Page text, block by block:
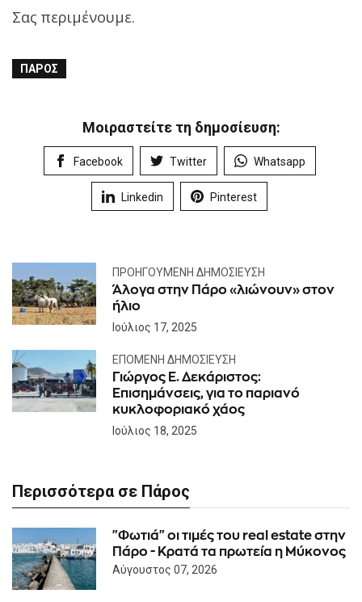
Σας περιμένουμε.
ΠΆΡΟΣ
Μοιραστείτε τη δημοσίευση:
Facebook Twitter Whatsapp
Linkedin Pinterest
ΠΡΟΗΓΟΎΜΕΝΗ ΔΗΜΟΣΊΕΥΣΗ
Άλογα στην Πάρο «λιώνουν» στον
ήλιο
Ιούλιος 17, 2025
ΕΠΌΜΕΝΗ ΔΗΜΟΣΊΕΥΣΗ
Γιώργος Ε. Δεκάριστος:
Επισημάνσεις, για το παριανό
κυκλοφοριακό χάος
Ιούλιος 18, 2025
Περισσότερα σε Πάρος
"Φωτιά" οι τιμές του real estate στην
Πάρο - Κρατά τα πρωτεία η Μύκονος
Αύγουστος 07, 2026